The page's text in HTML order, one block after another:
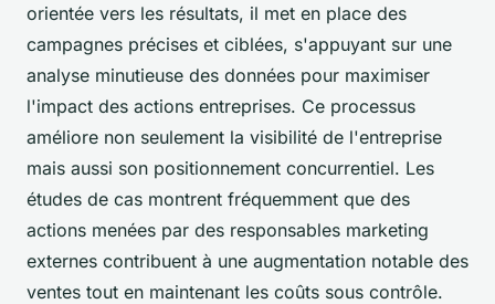
orientée vers les résultats, il met en place des
campagnes précises et ciblées, s'appuyant sur une
analyse minutieuse des données pour maximiser
l'impact des actions entreprises. Ce processus
améliore non seulement la visibilité de l'entreprise
mais aussi son positionnement concurrentiel. Les
études de cas montrent fréquemment que des
actions menées par des responsables marketing
externes contribuent à une augmentation notable des
ventes tout en maintenant les coûts sous contrôle.